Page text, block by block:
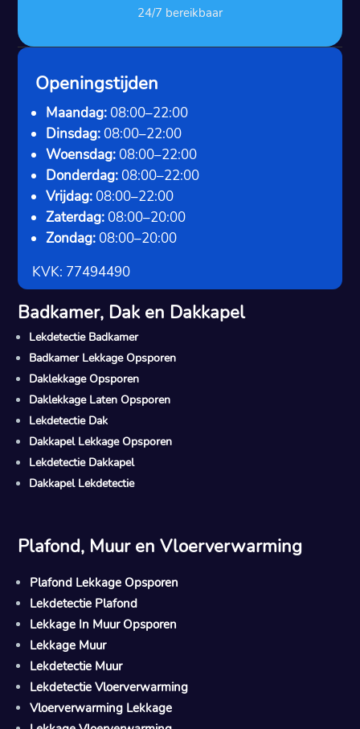
24/7 bereikbaar
Openingstijden
Maandag: 08:00–22:00
Dinsdag: 08:00–22:00
Woensdag: 08:00–22:00
Donderdag: 08:00–22:00
Vrijdag: 08:00–22:00
Zaterdag: 08:00–20:00
Zondag: 08:00–20:00
KVK: 77494490
Badkamer, Dak en Dakkapel
Lekdetectie Badkamer
Badkamer Lekkage Opsporen
Daklekkage Opsporen
Daklekkage Laten Opsporen
Lekdetectie Dak
Dakkapel Lekkage Opsporen
Lekdetectie Dakkapel
Dakkapel Lekdetectie
Plafond, Muur en Vloerverwarming
Plafond Lekkage Opsporen
Lekdetectie Plafond
Lekkage In Muur Opsporen
Lekkage Muur
Lekdetectie Muur
Lekdetectie Vloerverwarming
Vloerverwarming Lekkage